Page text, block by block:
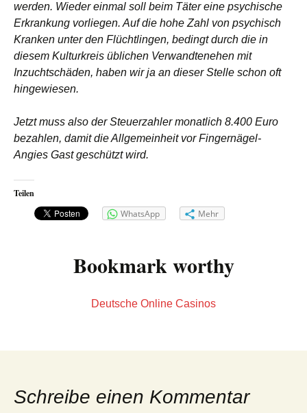
werden. Wieder einmal soll beim Täter eine psychische
Erkrankung vorliegen. Auf die hohe Zahl von psychisch
Kranken unter den Flüchtlingen, bedingt durch die in
diesem Kulturkreis üblichen Verwandtenehen mit
Inzuchtschäden, haben wir ja an dieser Stelle schon oft
hingewiesen.
Jetzt muss also der Steuerzahler monatlich 8.400 Euro
bezahlen, damit die Allgemeinheit vor Fingernägel-
Angies Gast geschützt wird.
Teilen
WhatsApp
Mehr
Bookmark worthy
Deutsche Online Casinos
Schreibe einen Kommentar